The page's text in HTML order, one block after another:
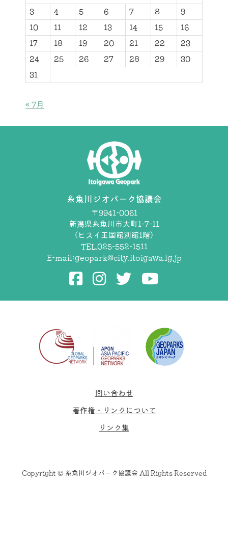
3 4 5 6 7 8 9
10 11 12 13 14 15 16
17 18 19 20 21 22 23
24 25 26 27 28 29 30
31
« 7月
糸魚川ジオパーク協議会
〒9941-0061
新潟県糸魚川市大町1-7-11
（ヒスイ王国館別館1階）
TEL.025-552-1511
E-mail:geopark@city.itoigawa.lg.jp
問い合わせ
著作権・リンクについて
リンク集
Copyright © 糸魚川ジオパーク協議会 All Rights Reserved